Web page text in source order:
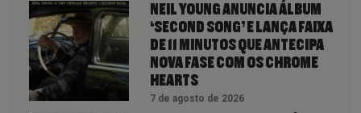
NEIL YOUNG ANUNCIA ÁLBUM
‘SECOND SONG’ E LANÇA FAIXA
DE 11 MINUTOS QUE ANTECIPA
NOVA FASE COM OS CHROME
HEARTS
7 de agosto de 2026